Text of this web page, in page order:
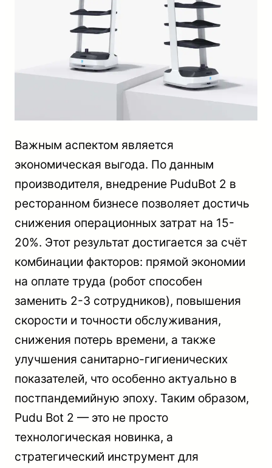
Важным аспектом является
экономическая выгода. По данным
производителя, внедрение PuduBot 2 в
ресторанном бизнесе позволяет достичь
снижения операционных затрат на 15-
20%. Этот результат достигается за счёт
комбинации факторов: прямой экономии
на оплате труда (робот способен
заменить 2-3 сотрудников), повышения
скорости и точности обслуживания,
снижения потерь времени, а также
улучшения санитарно-гигиенических
показателей, что особенно актуально в
постпандемийную эпоху. Таким образом,
Pudu Bot 2 — это не просто
технологическая новинка, а
стратегический инструмент для